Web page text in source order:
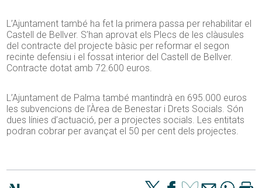
L’Ajuntament també ha fet la primera passa per rehabilitar el
Castell de Bellver. S’han aprovat els Plecs de les clàusules
del contracte del projecte bàsic per reformar el segon
recinte defensiu i el fossat interior del Castell de Bellver.
Contracte dotat amb 72.600 euros.
L’Ajuntament de Palma també mantindrà en 695.000 euros
les subvencions de l’Àrea de Benestar i Drets Socials. Són
dues línies d’actuació, per a projectes socials. Les entitats
podran cobrar per avançat el 50 per cent dels projectes.